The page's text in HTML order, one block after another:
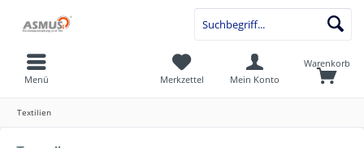
Warenkorb
Merkzettel
Mein Konto
Menü
Textilien